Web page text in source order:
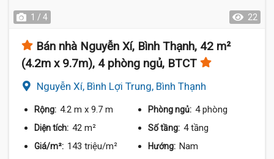
1 / 4 22
Bán nhà Nguyễn Xí, Bình Thạnh, 42 m²
(4.2m x 9.7m), 4 phòng ngủ, BTCT
Nguyễn Xí, Bình Lợi Trung, Bình Thạnh
Rộng: 4.2 m x 9.7 m Phòng ngủ: 4 phòng
Diện tích: 42 m² Số tầng: 4 tầng
Giá/m²: 143 triệu/m² Hướng: Nam